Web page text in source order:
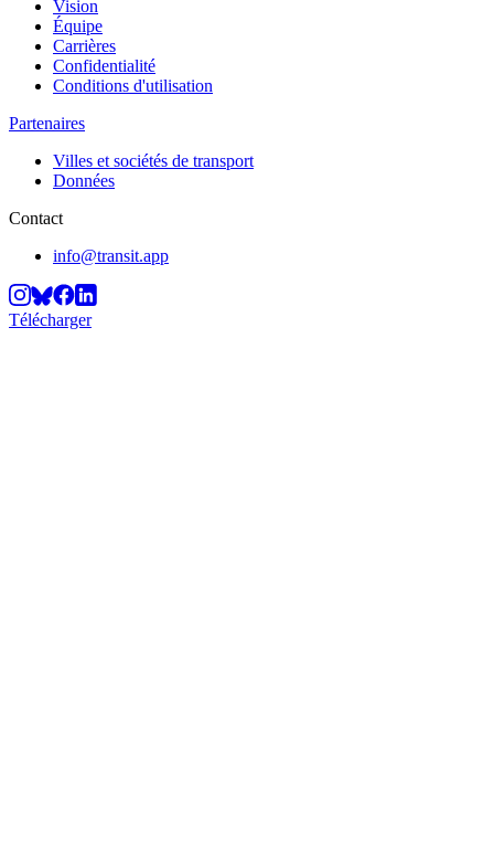
Vision
Équipe
Carrières
Confidentialité
Conditions d'utilisation
Partenaires
Villes et sociétés de transport
Données
Contact
info@transit.app
Télécharger